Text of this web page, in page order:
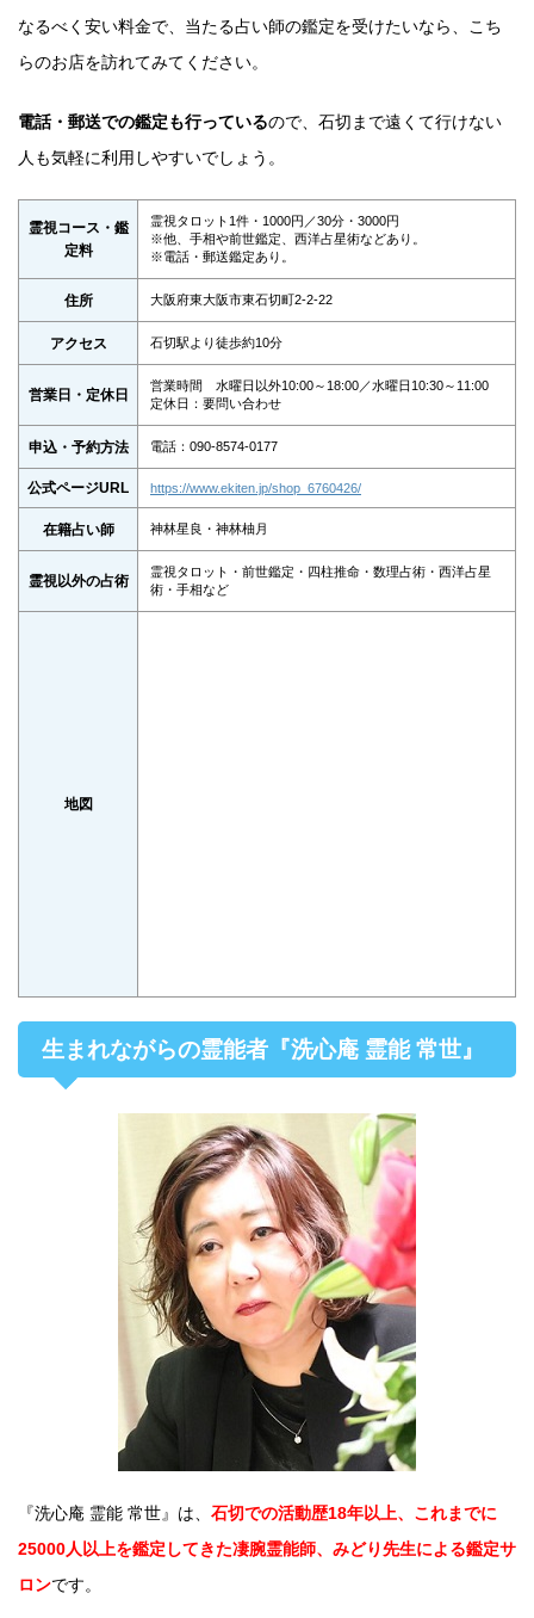
なるべく安い料金で、当たる占い師の鑑定を受けたいなら、こち
らのお店を訪れてみてください。
電話・郵送での鑑定も行っているので、石切まで遠くて行けない
人も気軽に利用しやすいでしょう。
霊視コース・鑑
定料
霊視タロット1件・1000円／30分・3000円
※他、手相や前世鑑定、西洋占星術などあり。
※電話・郵送鑑定あり。
住所 大阪府東大阪市東石切町2-2-22
アクセス 石切駅より徒歩約10分
営業日・定休日
営業時間 水曜日以外10:00～18:00／水曜日10:30～11:00
定休日：要問い合わせ
申込・予約方法 電話：090-8574-0177
公式ページURL https://www.ekiten.jp/shop_6760426/
在籍占い師 神林星良・神林柚月
霊視以外の占術
霊視タロット・前世鑑定・四柱推命・数理占術・西洋占星
術・手相など
地図
生まれながらの霊能者『洗心庵 霊能 常世』
『洗心庵 霊能 常世』は、 石切での活動歴18年以上、これまでに
25000人以上を鑑定してきた凄腕霊能師、みどり先生による鑑定サ
ロンです。